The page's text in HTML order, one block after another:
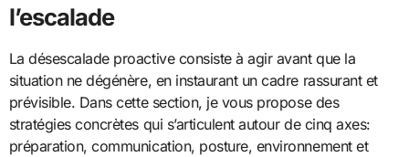
l’escalade
La désescalade proactive consiste à agir avant que la
situation ne dégénère, en instaurant un cadre rassurant et
prévisible. Dans cette section, je vous propose des
stratégies concrètes qui s’articulent autour de cinq axes:
préparation, communication, posture, environnement et